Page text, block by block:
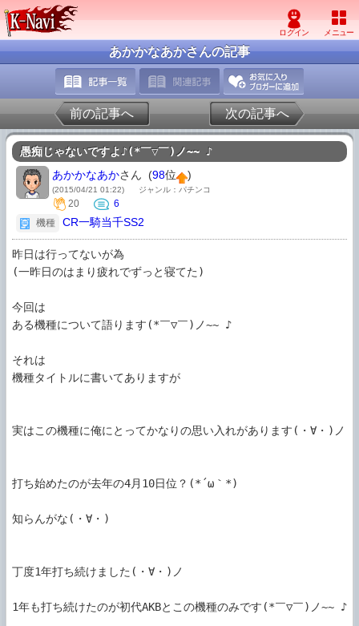
あかかなあかさんの記事
前の記事へ 次の記事へ
愚痴じゃないですよ♪(*￣▽￣)ノ~~ ♪
あかかなあかさん (98位 )
(2015/04/21 01:22) ジャンル：パチンコ
20
6
機種
CR一騎当千SS2
昨日は行ってないが為
(一昨日のはまり疲れでずっと寝てた)
今回は
ある機種について語ります(*￣▽￣)ノ~~ ♪
それは
機種タイトルに書いてありますが
実はこの機種に俺にとってかなりの思い入れがあります(・∀・)ノ
打ち始めたのが去年の4月10日位？(*´ω｀*)
知らんがな(・∀・)
丁度1年打ち続けました(・∀・)ノ
1年も打ち続けたのが初代AKBとこの機種のみです(*￣▽￣)ノ~~ ♪